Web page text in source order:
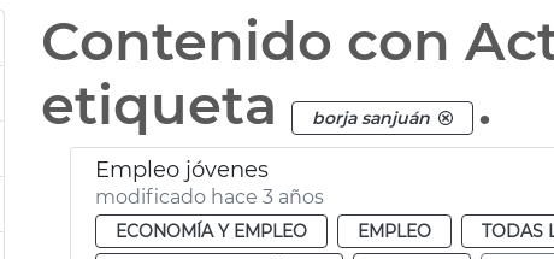
Contenido con
etiqueta
borja sanjuán .
Empleo jóvenes
modificado hace 3 años
ECONOMÍA Y EMPLEO EMPLEO TODAS